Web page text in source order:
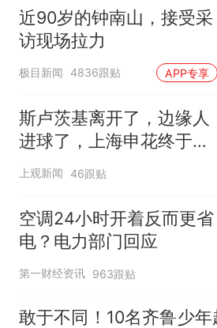
近90岁的钟南山，接受采
访现场拉力
极目新闻 4836跟贴 APP专享
斯卢茨基离开了，边缘人
进球了，上海申花终于止
住中超三连败颓势
上观新闻 46跟贴
空调24小时开着反而更省
电？电力部门回应
第一财经资讯 963跟贴
敢于不同！10名齐鲁少年